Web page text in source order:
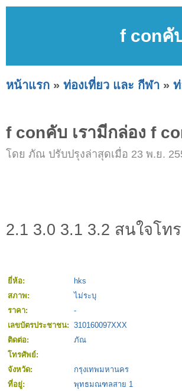
f conคั
หน้าแรก » ท่องเที่ยว และ กีฬา »
f conคับ เรามีกล่อง f
โดย ภัณ ปรับปรุงล่าสุดเมื่อ 23 พ.ย.
2.1 3.0 3.1 3.2 สนใจโท
ยี่ห้อ: hks
สภาพ:
ไม่ระบุ
ราคา:
-
เลขบัตรประชาชน: 310160097XXX
ติดต่อ:
ภัณ
โทรศัพย์:
จังหวัด:
กรุงเทพมหานคร
ที่อยู่:
พุทธมณฑลสาย 1